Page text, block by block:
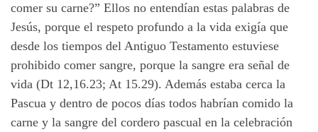
comer su carne?” Ellos no entendían estas palabras de
Jesús, porque el respeto profundo a la vida exigía que
desde los tiempos del Antiguo Testamento estuviese
prohibido comer sangre, porque la sangre era señal de
vida (Dt 12,16.23; At 15.29). Además estaba cerca la
Pascua y dentro de pocos días todos habrían comido la
carne y la sangre del cordero pascual en la celebración